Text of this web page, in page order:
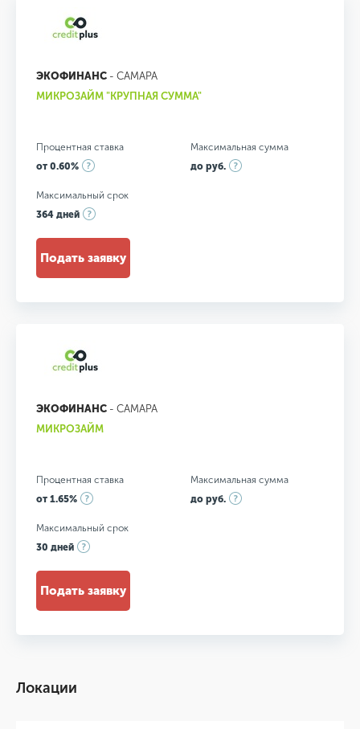
ЭКОФИНАНС - САМАРА
МИКРОЗАЙМ "КРУПНАЯ СУММА"
Процентная ставка
от 0.60%
Максимальная сумма
до руб.
Максимальный срок
364 дней
Подать заявку
ЭКОФИНАНС - САМАРА
МИКРОЗАЙМ
Процентная ставка
от 1.65%
Максимальная сумма
до руб.
Максимальный срок
30 дней
Подать заявку
Локации